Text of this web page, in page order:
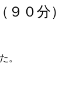
０分）
。